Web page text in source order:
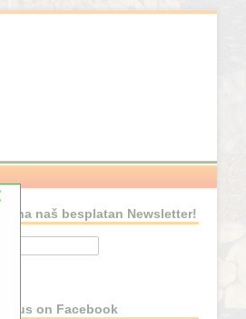
na naš besplatan Newsletter!
us on Facebook